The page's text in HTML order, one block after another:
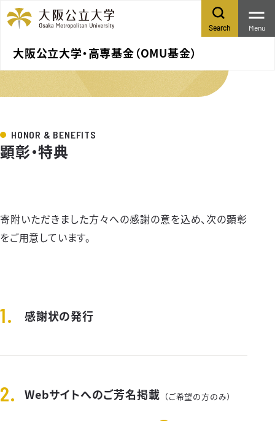
大阪公立大学・高専基金（OMU基金）
Search Menu
HONOR & BENEFITS
顕彰・特典
寄附いただきました方々への感謝の意を込め、次の顕彰
をご用意しています。
感謝状の発行
Webサイトへのご芳名掲載 （ご希望の方のみ）